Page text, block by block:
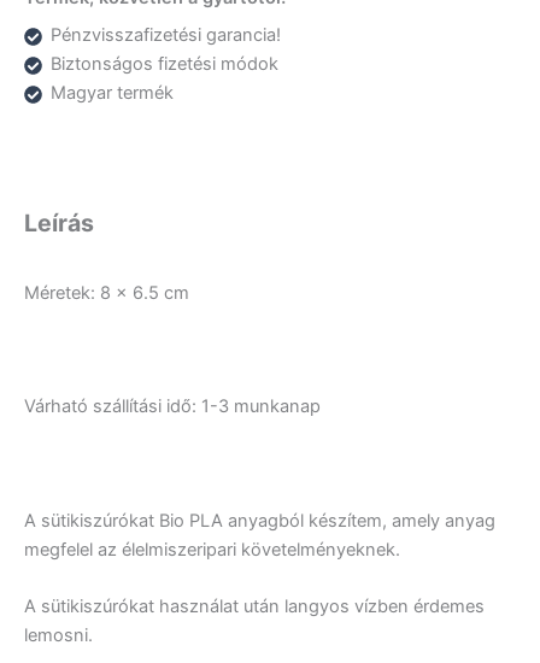
Pénzvisszafizetési garancia!
Biztonságos fizetési módok
Magyar termék
Leírás
Méretek: 8 x 6.5 cm
Várható szállítási idő: 1-3 munkanap
A sütikiszúrókat Bio PLA anyagból készítem, amely anyag
megfelel az élelmiszeripari követelményeknek.
A sütikiszúrókat használat után langyos vízben érdemes
lemosni.